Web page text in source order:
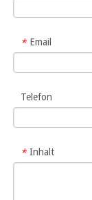
* Email
Telefon
* Inhalt